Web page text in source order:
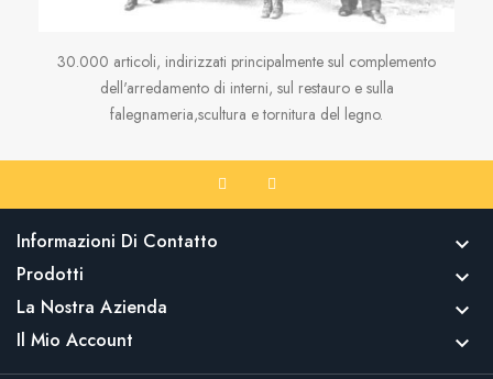
30.000 articoli, indirizzati principalmente sul complemento
dell'arredamento di interni, sul restauro e sulla
falegnameria,scultura e tornitura del legno.
Informazioni Di Contatto 
Prodotti 
La Nostra Azienda 
Il Mio Account 